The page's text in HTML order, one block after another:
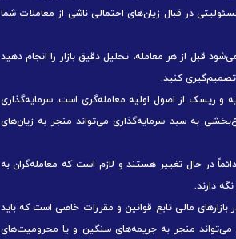
در قبال زیان‌های احتمالی ناشی از معاملات شما
قبل از هر معامله، تحلیل دقیق بازار را انجام دهید
تصمیم‌گیری کنید.
و ریسک از اصول اولیه معامله‌گری است. سرمایه‌گذاری
به سبد سرمایه‌گذاری می‌تواند منجر به زیان‌های
در حال تغییر هستند و لازم است که معامله‌گران به
دارند.
بازارهای مالی تابع قوانین و مقررات خاصی است که باید
منجر به جریمه‌های سنگین و یا محرومیت‌های